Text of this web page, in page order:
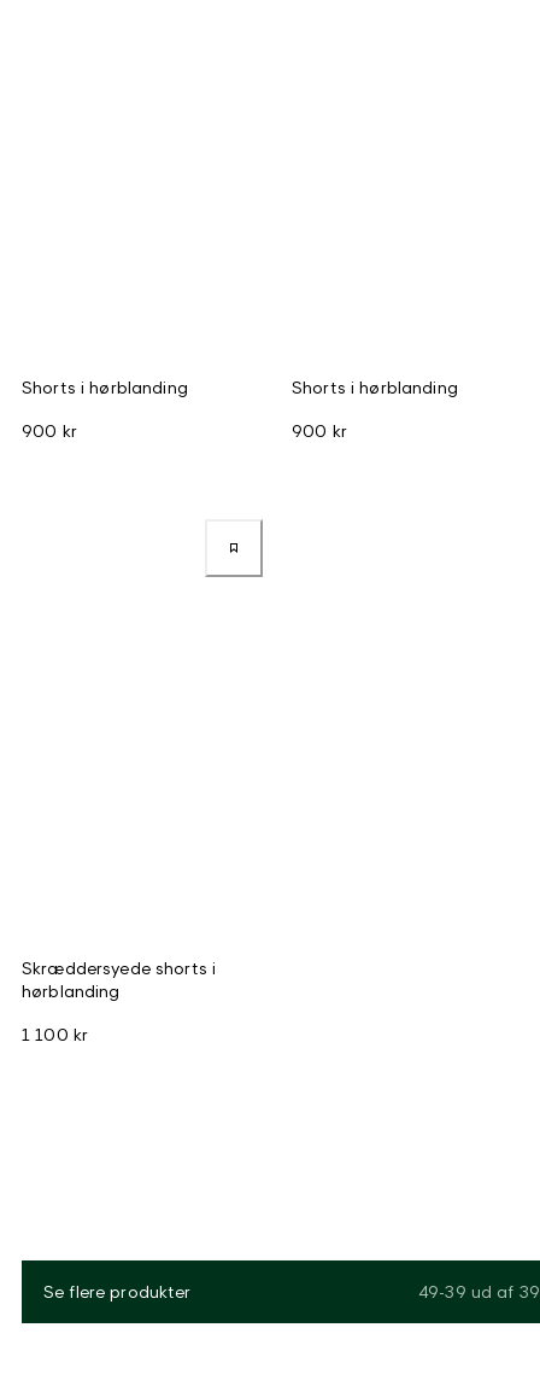
Shorts i hørblanding
900 kr
Shorts i hørblanding
900 kr
Skræddersyede shorts i
hørblanding
1 100 kr
Se flere produkter 49-39 ud af 39